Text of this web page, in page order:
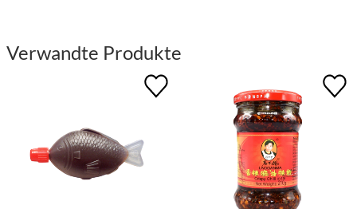
Verwandte Produkte